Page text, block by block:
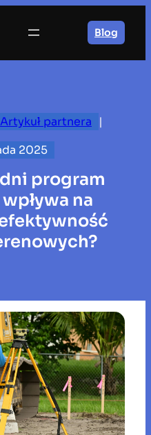
Blog
Artykuł partnera
|
2025
program
na